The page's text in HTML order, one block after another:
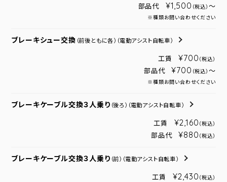
部品代 ¥1,500 （税込） ～
※種類お問い合わせください
ブレーキシュー交換 （前後ともに各） （電動アシスト自転車）
工賃 ¥700 （税込）
部品代 ¥700 （税込） ～
※種類お問い合わせください
ブレーキケーブル交換３人乗り （後ろ） （電動アシスト自転車）
工賃 ¥2,160 （税込）
部品代 ¥880 （税込）
ブレーキケーブル交換３人乗り （前） （電動アシスト自転車）
工賃 ¥2,430 （税込）